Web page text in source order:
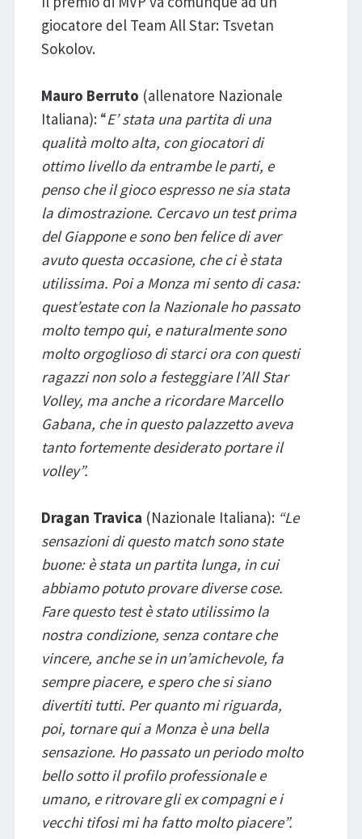
giocatore del Team All Star: Tsvetan
Sokolov.
Mauro Berruto (allenatore Nazionale
Italiana): “E’ stata una partita di una
qualità molto alta, con giocatori di
ottimo livello da entrambe le parti, e
penso che il gioco espresso ne sia stata
la dimostrazione. Cercavo un test prima
del Giappone e sono ben felice di aver
avuto questa occasione, che ci è stata
utilissima. Poi a Monza mi sento di casa:
quest’estate con la Nazionale ho passato
molto tempo qui, e naturalmente sono
molto orgoglioso di starci ora con questi
ragazzi non solo a festeggiare l’All Star
Volley, ma anche a ricordare Marcello
Gabana, che in questo palazzetto aveva
tanto fortemente desiderato portare il
volley”.
Dragan Travica (Nazionale Italiana): “Le
sensazioni di questo match sono state
buone: è stata un partita lunga, in cui
abbiamo potuto provare diverse cose.
Fare questo test è stato utilissimo la
nostra condizione, senza contare che
vincere, anche se in un’amichevole, fa
sempre piacere, e spero che si siano
divertiti tutti. Per quanto mi riguarda,
poi, tornare qui a Monza è una bella
sensazione. Ho passato un periodo molto
bello sotto il profilo professionale e
umano, e ritrovare gli ex compagni e i
vecchi tifosi mi ha fatto molto piacere”.